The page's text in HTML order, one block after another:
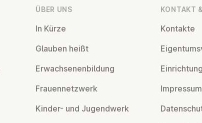
ÜBER UNS
In Kürze
Glauben heißt
Er­wach­se­nen­bil­dung
Frau­en­netz­werk
Kinder- und Ju­gend­werk
KONTAKT
Kontakte
Impressum